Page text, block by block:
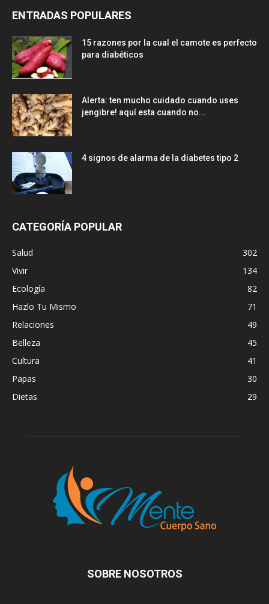
ENTRADAS POPULARES
15 razones por la cual el camote es perfecto
para diabéticos
Alerta: ten mucho cuidado cuando uses
jengibre! aquí esta cuando no...
4 signos de alarma de la diabetes tipo 2
CATEGORÍA POPULAR
Salud
302
Vivir
134
Ecología
82
Hazlo Tu Mismo
71
Relaciones
49
Belleza
45
Cultura
41
Papas
30
Dietas
29
SOBRE NOSOTROS